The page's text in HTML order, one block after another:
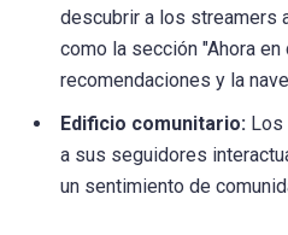
descubrir a los streamers
como la sección "Ahora en
recomendaciones y la
Edificio comunitario:
a sus seguidores
un sentimiento de